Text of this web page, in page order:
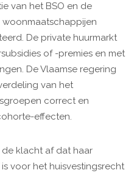
van het BSO en de
woonmaatschappijen
De private huurmarkt
of -premies en met
De Vlaamse regering
van het
correct en
effecten.
de klacht af dat haar
voor het huisvestingsrecht